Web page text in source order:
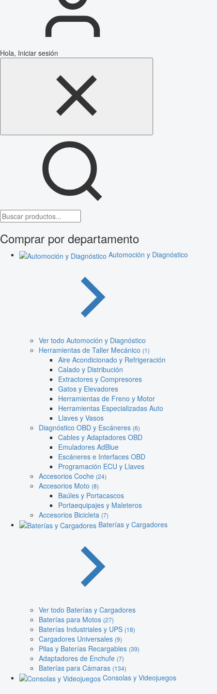
Hola, Iniciar sesión
Comprar por departamento
Automoción y Diagnóstico
Ver todo Automoción y Diagnóstico
Herramientas de Taller Mecánico (1)
Aire Acondicionado y Refrigeración
Calado y Distribución
Extractores y Compresores
Gatos y Elevadores
Herramientas de Freno y Motor
Herramientas Especializadas Auto
Llaves y Vasos
Diagnóstico OBD y Escáneres (6)
Cables y Adaptadores OBD
Emuladores AdBlue
Escáneres e Interfaces OBD
Programación ECU y Llaves
Accesorios Coche (24)
Accesorios Moto (8)
Baúles y Portacascos
Portaequipajes y Maleteros
Accesorios Bicicleta (7)
Baterías y Cargadores
Ver todo Baterías y Cargadores
Baterías para Motos (27)
Baterías Industriales y UPS (18)
Cargadores Universales (9)
Pilas y Baterías Recargables (39)
Adaptadores de Enchufe (7)
Baterías para Cámaras (134)
Consolas y Videojuegos